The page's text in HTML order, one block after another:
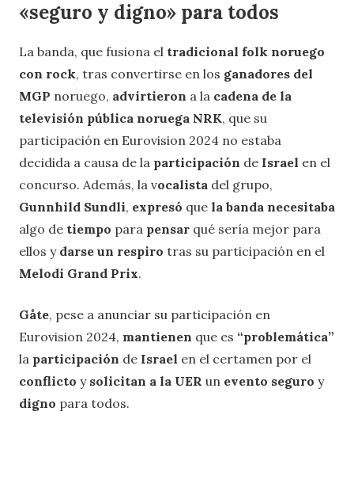
«seguro y digno» para todos
La banda, que fusiona el tradicional folk noruego
con rock, tras convertirse en los ganadores del
MGP noruego, advirtieron a la cadena de la
televisión pública noruega NRK, que su
participación en Eurovision 2024 no estaba
decidida a causa de la participación de Israel en el
concurso. Además, la vocalista del grupo,
Gunnhild Sundli, expresó que la banda necesitaba
algo de tiempo para pensar qué sería mejor para
ellos ydarse un respiro tras su participación en el
Melodi Grand Prix.
Gåte, pese a anunciar su participación en
Eurovision 2024, mantienen que es “problemática”
la participación de Israel en el certamen por el
conflicto y solicitan a la UER un evento seguro y
digno para todos.